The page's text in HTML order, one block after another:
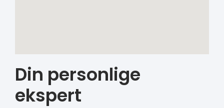
Din personlige
ekspert